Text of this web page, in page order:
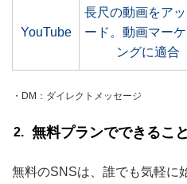
YouTube
長尺の動画をアッ
ード。動画マーケ
ングに適合
・DM：ダイレクトメッセージ
無料プランでできるこ
無料のSNSは、誰でも気軽に